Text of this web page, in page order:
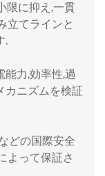
限に抑え,一貫
立てラインと
.
能力,効率性,過
カニズムを検証
どの国際安全
よって保証さ